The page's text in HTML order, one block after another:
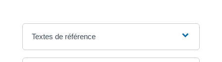
Textes de référence